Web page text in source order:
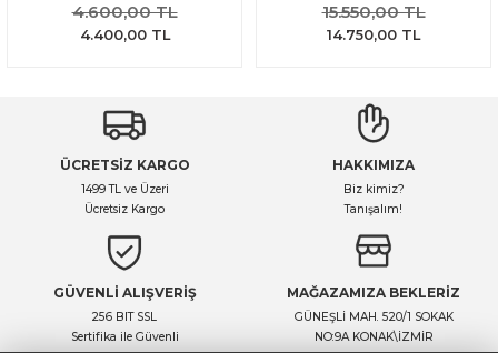
4.600,00 TL
4.400,00 TL
15.550,00 TL
14.750,00 TL
ÜCRETSİZ KARGO
1499 TL ve Üzeri
Ücretsiz Kargo
HAKKIMIZA
Biz kimiz?
Tanışalım!
GÜVENLİ ALIŞVERİŞ
256 BIT SSL
Sertifika ile Güvenli
MAĞAZAMIZA BEKLERİZ
GÜNEŞLİ MAH. 520/1 SOKAK
NO:9A KONAK\İZMİR